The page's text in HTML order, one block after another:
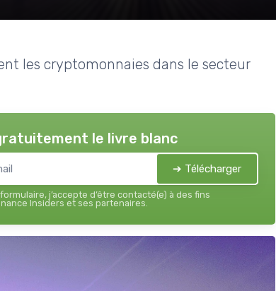
les cryptomonnaies dans le secteur
le livre blanc
➔ Télécharger
j’accepte d’être contacté(e) à des fins
Insiders et ses partenaires.